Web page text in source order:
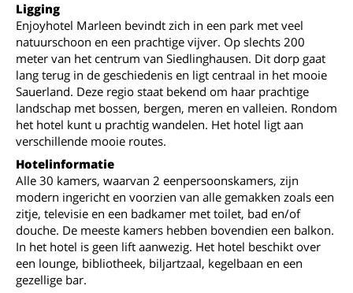
Ligging
Enjoyhotel Marleen bevindt zich in een park met veel
natuurschoon en een prachtige vijver. Op slechts 200
meter van het centrum van Siedlinghausen. Dit dorp gaat
lang terug in de geschiedenis en ligt centraal in het mooie
Sauerland. Deze regio staat bekend om haar prachtige
landschap met bossen, bergen, meren en valleien. Rondom
het hotel kunt u prachtig wandelen. Het hotel ligt aan
verschillende mooie routes.
Hotelinformatie
Alle 30 kamers, waarvan 2 eenpersoonskamers, zijn
modern ingericht en voorzien van alle gemakken zoals een
zitje, televisie en een badkamer met toilet, bad en/of
douche. De meeste kamers hebben bovendien een balkon.
In het hotel is geen lift aanwezig. Het hotel beschikt over
een lounge, bibliotheek, biljartzaal, kegelbaan en een
gezellige bar.